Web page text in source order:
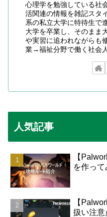
心理学を勉強している社
活関連の情報を雑記スタ
系の私立大学に特待生で
大学を卒業し、そのまま
や実習に追われながらも
業→福祉分野で働く社会
人気記事
【
を作っ
【
扱い注